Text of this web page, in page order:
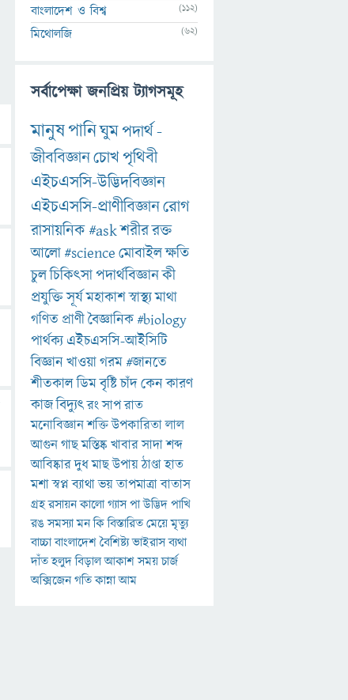
বাংলাদেশ ও বিশ্ব (112)
মিথোলজি (62)
সর্বাপেক্ষা জনপ্রিয় ট্যাগসমূহ
মানুষপানিঘুমপদার্থ-
জীববিজ্ঞানচোখপৃথিবী
এইচএসসি-উদ্ভিদবিজ্ঞান
এইচএসসি-প্রাণীবিজ্ঞানরোগ
রাসায়নিক#askশরীররক্ত
আলো#scienceমোবাইলক্ষতি
চুলচিকিৎসাপদার্থবিজ্ঞানকী
প্রযুক্তিসূর্যমহাকাশস্বাস্থ্যমাথা
গণিত প্রাণীবৈজ্ঞানিক#biology
পার্থক্য এইচএসসি-আইসিটি
বিজ্ঞানখাওয়াগরম#জানতে
শীতকালডিমবৃষ্টিচাঁদকেনকারণ
কাজবিদ্যুৎরংসাপরাত
মনোবিজ্ঞানশক্তিউপকারিতালাল
আগুনগাছমস্তিষ্কখাবারসাদাশব্দ
আবিষ্কারদুধমাছউপায়ঠাণ্ডাহাত
মশাস্বপ্নব্যাথাভয়তাপমাত্রাবাতাস
গ্রহরসায়নকালোগ্যাসপাউদ্ভিদপাখি
রঙসমস্যামনকিবিস্তারিতমেয়েমৃত্যু
বাচ্চাবাংলাদেশবৈশিষ্ট্যভাইরাসব্যথা
দাঁতহলুদবিড়ালআকাশসময়চার্জ
অক্সিজেনগতিকান্নাআম